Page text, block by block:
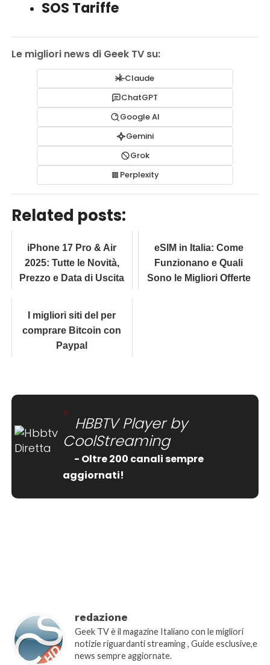
SOS Tariffe
Le migliori news di Geek TV su:
Claude
ChatGPT
Google AI
Gemini
Grok
Perplexity
Related posts:
iPhone 17 Pro & Air
2025: Tutte le Novità,
Prezzo e Data di Uscita
eSIM in Italia: Come
Funzionano e Quali
Sono le Migliori Offerte
I migliori siti del per
comprare Bitcoin con
Paypal
HBBTV Player by
CoolStreaming
- Oltre 200 canali sempre
aggiornati!
redazione
Geek TV è il magazine Italiano con le migliori
notizie riguardanti streaming , Guide esclusive,e
news sempre aggiornate.